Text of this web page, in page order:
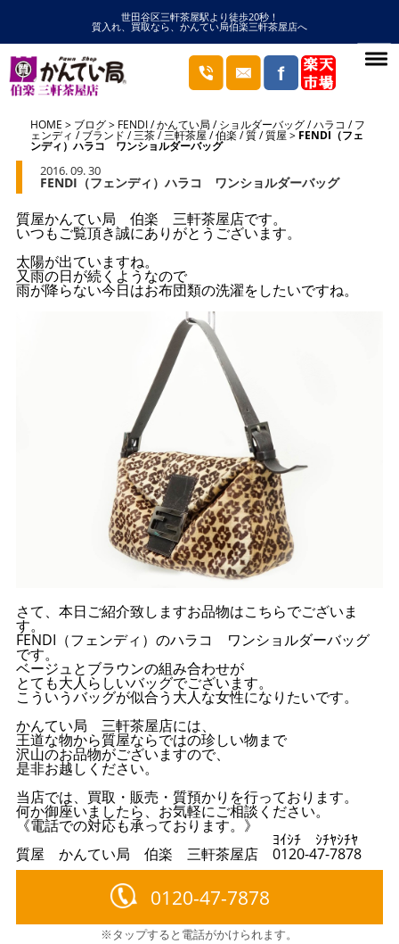
世田谷区三軒茶屋駅より徒歩20秒！
質入れ、買取なら、かんてい局伯楽三軒茶屋店へ
HOME ブログ FENDI/かんてい局 /ショルダーバッグ/ハラコ /フ
ェンディ /ブランド /三茶/三軒茶屋/伯楽/質/質屋 FENDI（フェ
ンディ）ハラコ ワンショルダーバッグ
2016. 09. 30
FENDI（フェンディ）ハラコ ワンショルダーバッグ
質屋かんてい局 伯楽 三軒茶屋店です。
いつもご覧頂き誠にありがとうございます。
太陽が出ていますね。
又雨の日が続くようなので
雨が降らない今日はお布団類の洗濯をしたいですね。
さて、本日ご紹介致しますお品物はこちらでございま
す。
FENDI（フェンディ）のハラコ ワンショルダーバッグ
です。
ベージュとブラウンの組み合わせが
とても大人らしいバッグでございます。
こういうバッグが似合う大人な女性になりたいです。
かんてい局 三軒茶屋店には、
王道な物から質屋ならではの珍しい物まで
沢山のお品物がございますので、
是非お越しください。
当店では、買取・販売・質預かりを行っております。
何か御座いましたら、お気軽にご相談ください。
《電話での対応も承っております。》
ﾖｲｼﾁ ｼﾁﾔｼﾁﾔ
質屋 かんてい局 伯楽 三軒茶屋店 0120-47-7878
0120-47-7878
※タップすると電話がかけられます。